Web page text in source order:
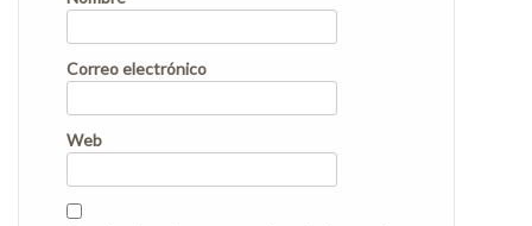
Correo electrónico
Web